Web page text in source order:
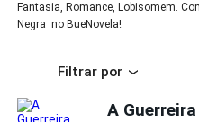
Fantasia, Romance, Lobisomem.
Negra no BueNovela!
Filtrar por
A